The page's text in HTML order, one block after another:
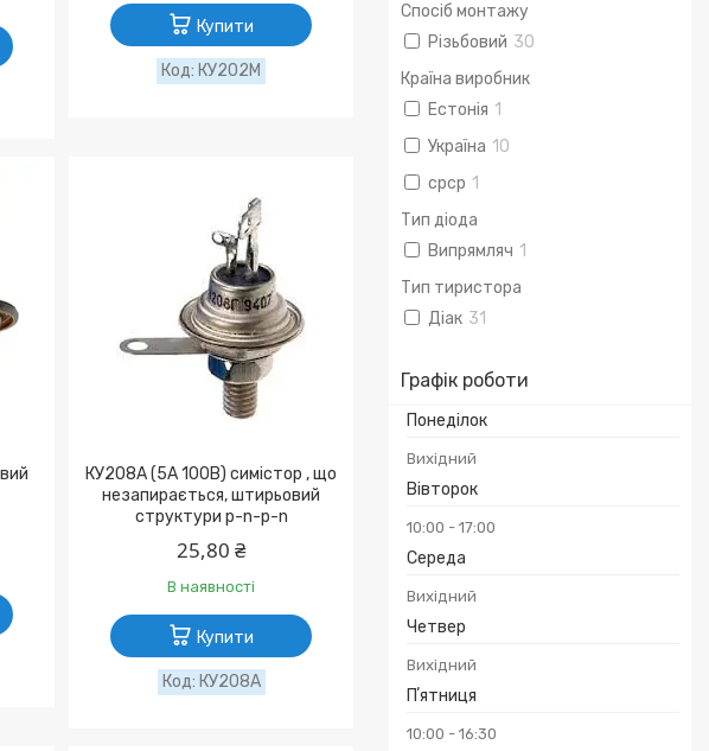
Спосіб монтажу
Різьбовий 30
Країна виробник
Естонія 1
Україна 10
срср 1
Тип діода
Випрямляч 1
Тип тиристора
Діак 31
Графік роботи
Понеділок
Вихідний
Вівторок
10:00 17:00
Середа
Вихідний
Четвер
Вихідний
Пʼятниця
10:00 16:30
Купити
КУ202М
КУ208А (5А 100В) симістор , що
незапирається, штирьовий
структури p-n-p-n
25,80 ₴
В наявності
Купити
КУ208А